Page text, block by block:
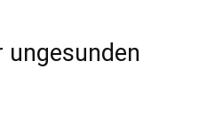
ungesunden